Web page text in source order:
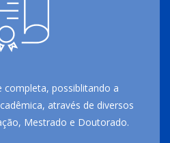
completa, possiblitando a
através de diversos
Mestrado e Doutorado.